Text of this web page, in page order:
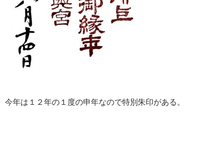
今年は１２年の１度の申年なので特別朱印がある。